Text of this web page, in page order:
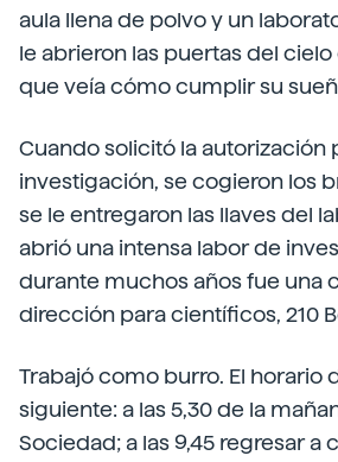
aula llena de polvo y un
le abrieron las puertas del
que veía cómo cumplir su
Cuando solicitó la autorización
investigación, se cogieron los
se le entregaron las llaves del
abrió una intensa labor de
durante muchos años fue una
dirección para científicos, 210
Trabajó como burro. El horario
siguiente: a las 5,30 de la
Sociedad; a las 9,45 regresar a